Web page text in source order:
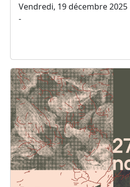
Vendredi, 19 décembre 2025
-